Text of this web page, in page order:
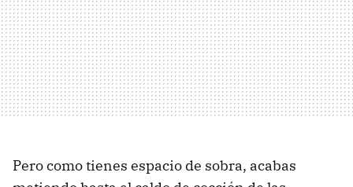
Pero como tienes espacio de sobra, acabas